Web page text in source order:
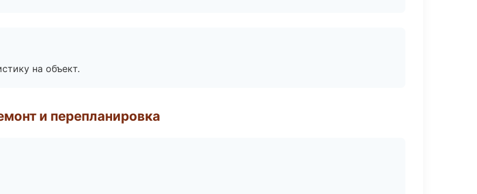
на объект.
и перепланировка